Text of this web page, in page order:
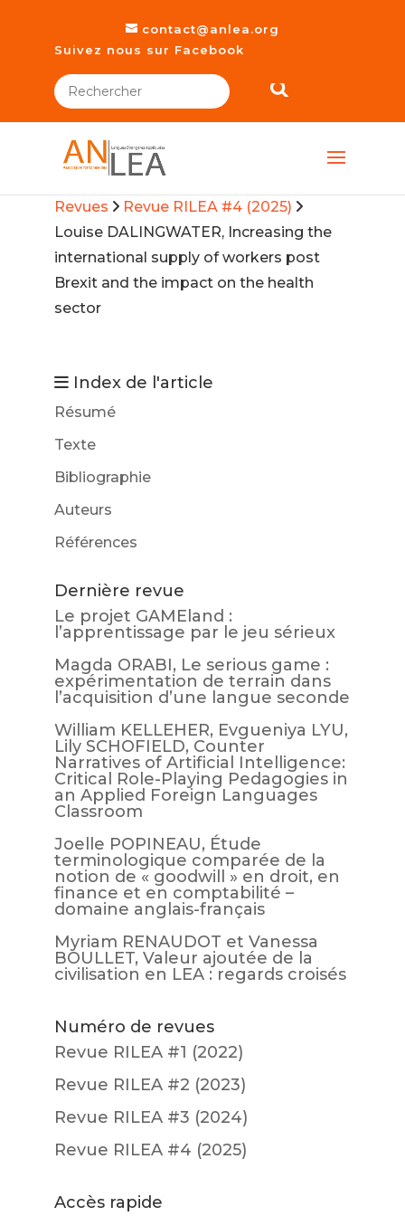
contact@anlea.org
Suivez nous sur Facebook
Revues
Revue RILEA #4 (2025)
Louise DALINGWATER, Increasing the
international supply of workers post
Brexit and the impact on the health
sector
Index de l'article
Résumé
Texte
Bibliographie
Auteurs
Références
Dernière revue
Le projet GAMEland :
l’apprentissage par le jeu sérieux
Magda ORABI, Le serious game :
expérimentation de terrain dans
l’acquisition d’une langue seconde
William KELLEHER, Evgueniya LYU,
Lily SCHOFIELD, Counter
Narratives of Artificial Intelligence:
Critical Role-Playing Pedagogies in
an Applied Foreign Languages
Classroom
Joelle POPINEAU, Étude
terminologique comparée de la
notion de « goodwill » en droit, en
finance et en comptabilité –
domaine anglais-français
Myriam RENAUDOT et Vanessa
BOULLET, Valeur ajoutée de la
civilisation en LEA : regards croisés
Numéro de revues
Revue RILEA #1 (2022)
Revue RILEA #2 (2023)
Revue RILEA #3 (2024)
Revue RILEA #4 (2025)
Accès rapide